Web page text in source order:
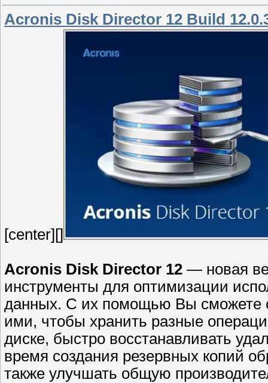
Acronis Disk Director 12 Build
[center][]
Acronis Disk Director 12 — новая
инструменты для оптимизации
данных. С их помощью Вы сможете
ими, чтобы хранить разные
диске, быстро восстанавливать
время создания резервных копий
также улучшать общую